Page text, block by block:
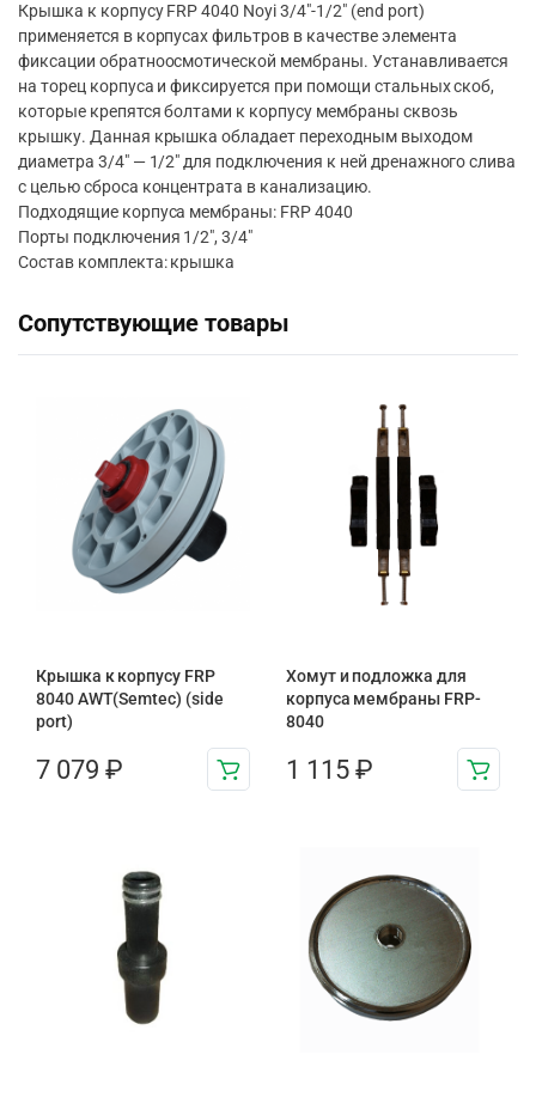
Крышка к корпусу FRP 4040 Noyi 3/4″-1/2″ (end port)
применяется в корпусах фильтров в качестве элемента
фиксации обратноосмотической мембраны. Устанавливается
на торец корпуса и фиксируется при помощи стальных скоб,
которые крепятся болтами к корпусу мембраны сквозь
крышку. Данная крышка обладает переходным выходом
диаметра 3/4″ — 1/2″ для подключения к ней дренажного слива
с целью сброса концентрата в канализацию.
Подходящие корпуса мембраны: FRP 4040
Порты подключения 1/2″, 3/4″
Состав комплекта: крышка
Сопутствующие товары
Крышка к корпусу FRP
8040 AWT(Semtec) (side
port)
7 079 ₽
Хомут и подложка для
корпуса мембраны FRP-
8040
1 115 ₽